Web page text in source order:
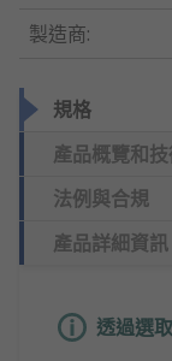
製造商:
規格
產品概覽和
法例與合規
產品詳細資訊
透過選